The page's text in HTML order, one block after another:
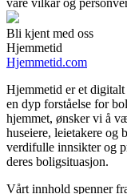
våre vilkår og
Bli kjent med oss
Hjemmetid
Hjemmetid.com
Hjemmetid er et
en dyp forståelse for
hjemmet, ønsker vi å
huseiere, leietakere og
verdifulle innsikter og
deres boligsituasjon.
Vårt innhold spenner